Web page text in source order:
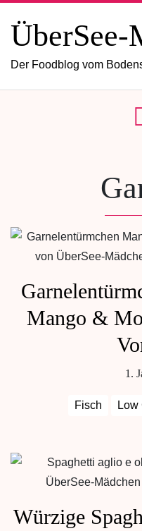
ÜberSee-
Der Foodblog vom
Mango &
1.
Fisch Low
Würzige